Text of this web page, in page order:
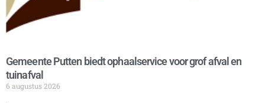
Gemeente Putten biedt ophaalservice voor grof afval en
tuinafval
6 augustus 2026